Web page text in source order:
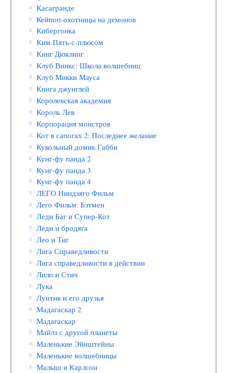
Касагранде
Кейпоп-охотницы на демонов
Кибергонка
Ким Пять-с-плюсом
Кинг Дюклинг
Клуб Винкс: Школа волшебниц
Клуб Микки Мауса
Книга джунглей
Королевская академия
Король Лев
Корпорация монстров
Кот в сапогах 2: Последнее желание
Кукольный домик Габби
Кунг-фу панда 2
Кунг-фу панда 3
Кунг-фу панда 4
ЛЕГО Ниндзяго Фильм
Лего Фильм: Бэтмен
Леди Баг и Супер-Кот
Леди и бродяга
Лео и Тиг
Лига Справедливости
Лига справедливости в действии
Лило и Стич
Лука
Лунтик и его друзья
Мадагаскар 2
Мадагаскар
Майлз с другой планеты
Маленькие Эйнштейны
Маленькие волшебницы
Малыш и Карлсон